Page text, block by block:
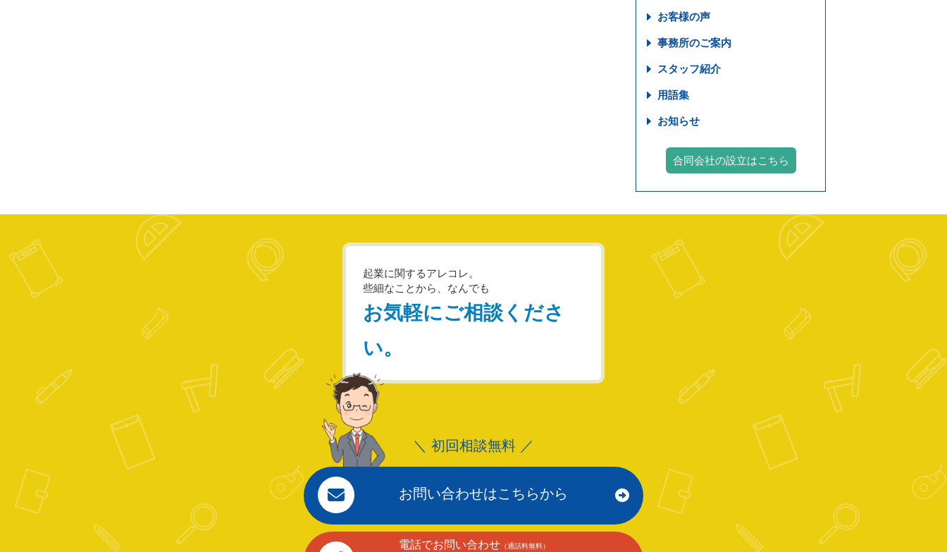
お客様の声
事務所のご案内
スタッフ紹介
用語集
お知らせ
合同会社の設立はこちら
起業に関するアレコレ。
些細なことから、なんでも
お気軽にご相談くださ
い。
＼ 初回相談無料 ／
お問い合わせはこちらから
電話でお問い合わせ（通話料無料）